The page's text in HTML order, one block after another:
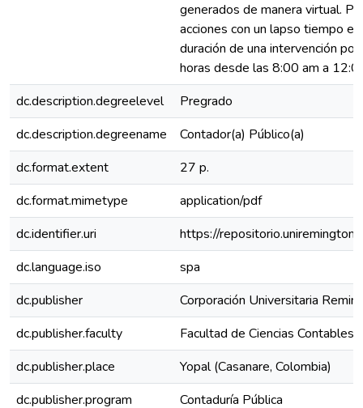
generados de manera virtual.
acciones con un lapso tiempo
duración de una intervención
horas desde las 8:00 am a
dc.description.degreelevel
Pregrado
dc.description.degreename
Contador(a) Público(a)
dc.format.extent
27 p.
dc.format.mimetype
application/pdf
dc.identifier.uri
https://
dc.language.iso
spa
dc.publisher
Corporación Universitaria
dc.publisher.faculty
Facultad de Ciencias Contables
dc.publisher.place
Yopal (Casanare, Colombia)
dc.publisher.program
Contaduría Pública